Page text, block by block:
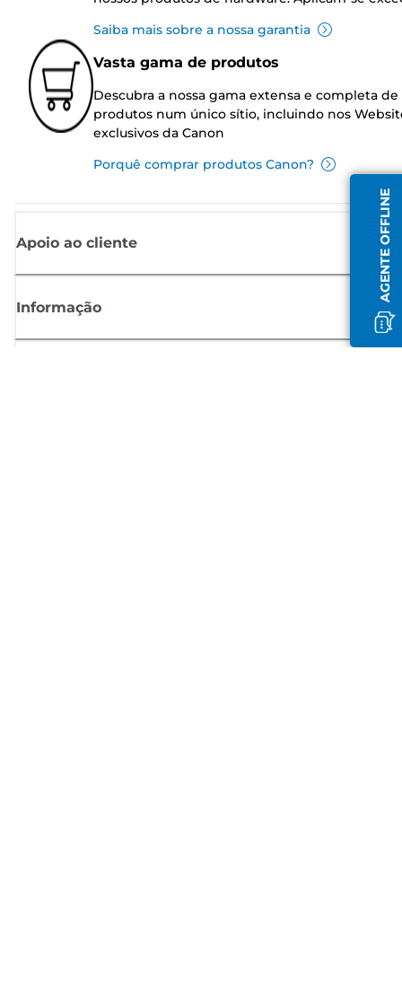
AGENTE OFFLINE
Saiba mais sobre a nossa garantia
Vasta gama de produtos
Descubra a nossa gama extensa e completa de
produtos num único sítio, incluindo nos
exclusivos da Canon
Porquê comprar produtos Canon?
Apoio ao cliente
Informação